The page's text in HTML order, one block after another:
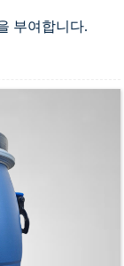
부여합니다.
대한 우수한 성능